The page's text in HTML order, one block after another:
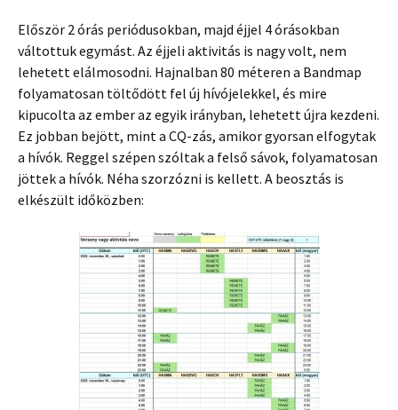
Először 2 órás periódusokban, majd éjjel 4 órásokban
váltottuk egymást. Az éjjeli aktivitás is nagy volt, nem
lehetett elálmosodni. Hajnalban 80 méteren a Bandmap
folyamatosan töltődött fel új hívójelekkel, és mire
kipucolta az ember az egyik irányban, lehetett újra kezdeni.
Ez jobban bejött, mint a CQ-zás, amikor gyorsan elfogytak
a hívók. Reggel szépen szóltak a felső sávok, folyamatosan
jöttek a hívók. Néha szorzózni is kellett. A beosztás is
elkészült időközben: